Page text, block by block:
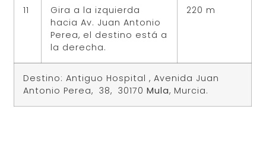
11
Gira a la izquierda
hacia Av. Juan Antonio
Perea, el destino está a
la derecha.
220 m
Destino: Antiguo Hospital , Avenida Juan
Antonio Perea, 38, 30170Mula, Murcia.